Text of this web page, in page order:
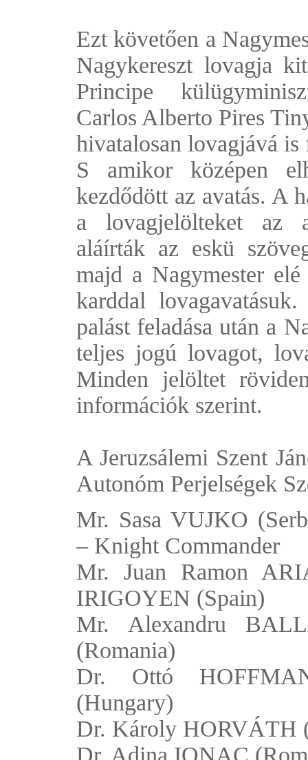
Ezt követően a
Nagykereszt lovagja
Principe
Carlos Alberto Pires
hivatalosan lovagjává is
S amikor középen
kezdődött az avatás. A
a lovagjelölteket az
aláírták az eskü
majd a Nagymester
karddal
palást feladása után a
teljes jogú lovagot,
Minden jelöltet
információk szerint.
A Jeruzsálemi Szent
Autonóm Perjelségek
Mr. Sasa VUJKO
– Knight Commander
Mr. Juan Ramon
IRIGOYEN (Spain)
Mr. Alexandru
(Romania)
Dr. Ottó
(Hungary)
Dr. Károly HORVÁTH
Dr. Adina IONAC